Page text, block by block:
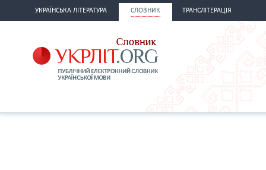
УКРАЇНСЬКА ЛІТЕРАТУРА СЛОВНИК ТРАНСЛІТЕРАЦІЯ